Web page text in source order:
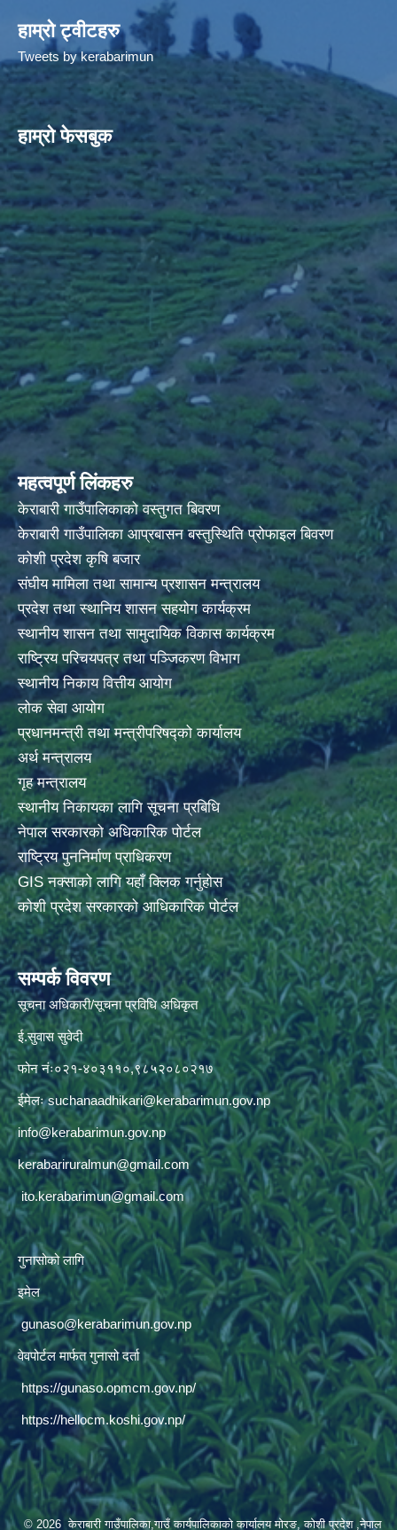
हाम्रो ट्वीटहरु
Tweets by kerabarimun
हाम्रो फेसबुक
महत्वपूर्ण लिंकहरु
केराबारी गाउँपालिकाको वस्तुगत बिवरण
केराबारी गाउँपालिका आप्रबासन बस्तुस्थिति प्रोफाइल बिवरण
कोशी प्रदेश कृषि बजार
संघीय मामिला तथा सामान्य प्रशासन मन्त्रालय
प्रदेश तथा स्थानिय शासन सहयोग कार्यक्रम
स्थानीय शासन तथा सामुदायिक विकास कार्यक्रम
राष्ट्रिय परिचयपत्र तथा पञ्जिकरण विभाग
स्थानीय निकाय वित्तीय आयोग
लोक सेवा आयोग
प्रधानमन्त्री तथा मन्त्रीपरिषद्को कार्यालय
अर्थ मन्त्रालय
गृह मन्त्रालय
स्थानीय निकायका लागि सूचना प्रबिधि
नेपाल सरकारको अधिकारिक पोर्टल
राष्ट्रिय पुननिर्माण प्राधिकरण
GIS नक्साको लागि यहाँ क्लिक गर्नुहोस
कोशी प्रदेश सरकारको आधिकारिक पोर्टल
सम्पर्क विवरण
सूचना अधिकारी/सूचना प्रविधि अधिकृत
ई.सुवास सुवेदी
फोन नंः०२१-४०३११०,९८५२०८०२१७
ईमेलःsuchanaadhikari@kerabarimun.gov.np
info@kerabarimun.gov.np
kerabariruralmun@gmail.com
ito.kerabarimun@gmail.com
गुनासोको लागि
इमेल
gunaso@kerabarimun.gov.np
वेवपोर्टल मार्फत गुनासो दर्ता
https://gunaso.opmcm.gov.np/
https://hellocm.koshi.gov.np/
© 2026 केराबारी गाउँपालिका,गाउँ कार्यपालिकाको कार्यालय मोरङ, कोशी प्रदेश ,नेपाल